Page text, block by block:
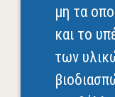
μη τα
και το
των